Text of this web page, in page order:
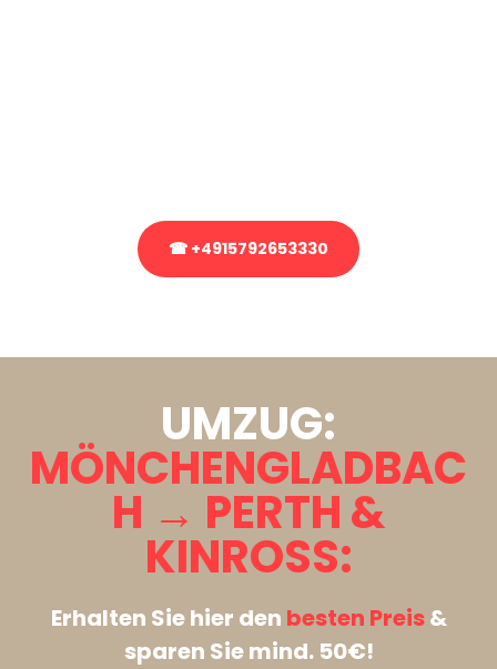
☎ +4915792653330
UMZUG:
MÖNCHENGLADBAC
H → PERTH &
KINROSS:
Erhalten Sie hier den besten Preis&
sparen Sie mind. 50€!